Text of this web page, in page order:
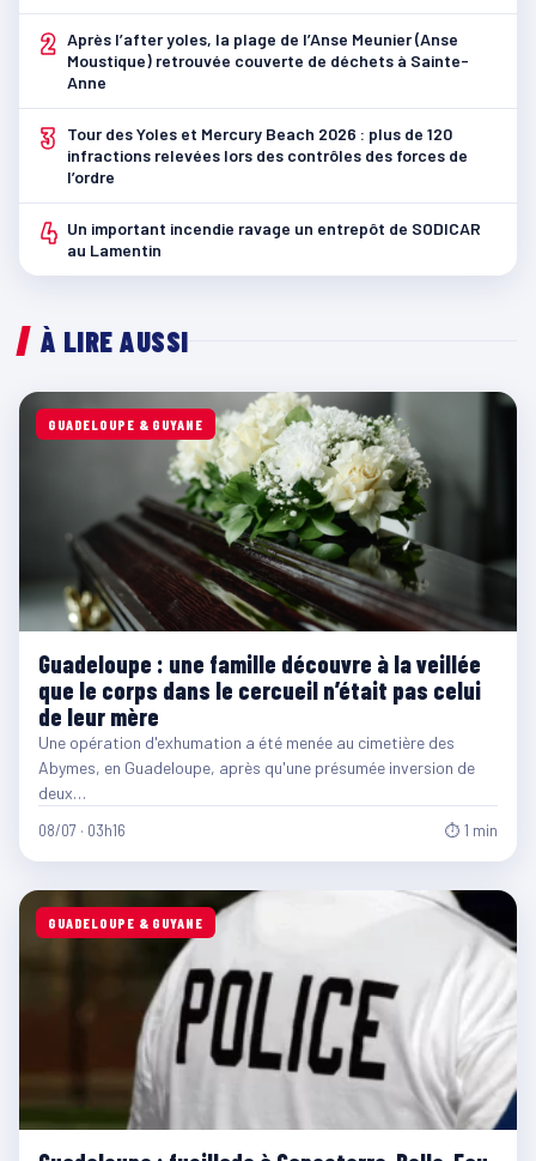
2 Après l’after yoles, la plage de l’Anse Meunier (Anse
Moustique) retrouvée couverte de déchets à Sainte-
Anne
3
Tour des Yoles et Mercury Beach 2026 : plus de 120
infractions relevées lors des contrôles des forces de
l’ordre
4 Un important incendie ravage un entrepôt de SODICAR
au Lamentin
À LIRE AUSSI
GUADELOUPE & GUYANE
Guadeloupe : une famille découvre à la veillée
que le corps dans le cercueil n’était pas celui
de leur mère
Une opération d'exhumation a été menée au cimetière des
Abymes, en Guadeloupe, après qu'une présumée inversion de
deux…
08/07 · 03h16 ⏱ 1 min
GUADELOUPE & GUYANE